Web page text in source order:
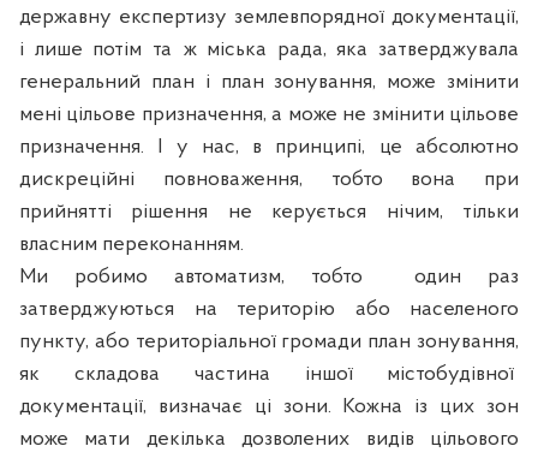
державну експертизу землевпорядної документації,
і лише потім та ж міська рада, яка затверджувала
генеральний план і план зонування, може змінити
мені цільове призначення, а може не змінити цільове
призначення. І у нас, в принципі, це абсолютно
дискреційні повноваження, тобто вона при
прийнятті рішення не керується нічим, тільки
власним переконанням.
Ми робимо автоматизм, тобто
один раз
затверджуються на територію або населеного
пункту, або територіальної громади план зонування,
як складова частина іншої містобудівної
документації, визначає ці зони. Кожна із цих зон
може мати декілька дозволених видів цільового